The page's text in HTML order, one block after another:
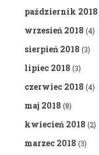
październik 2018
wrzesień 2018 (4)
sierpień 2018 (3)
lipiec 2018 (3)
czerwiec 2018 (4)
maj 2018 (8)
kwiecień 2018 (2)
marzec 2018 (3)